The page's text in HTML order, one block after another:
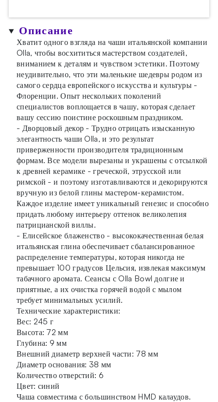
Описание
Хватит одного взгляда на чаши итальянской компании
Olla, чтобы восхититься мастерством создателей,
вниманием к деталям и чувством эстетики. Поэтому
неудивительно, что эти маленькие шедевры родом из
самого сердца европейского искусства и культуры -
Флоренции. Опыт нескольких поколений
специалистов воплощается в чашу, которая сделает
вашу сессию поистине роскошным праздником.
- Дворцовый декор - Трудно отрицать изысканную
элегантность чаши Olla, и это результат
приверженности производителя традиционным
формам. Все модели вырезаны и украшены с отсылкой
к древней керамике - греческой, этрусской или
римской - и поэтому изготавливаются и декорируются
вручную из белой глины мастером-керамистом.
Каждое изделие имеет уникальный генезис и способно
придать любому интерьеру оттенок великолепия
патрицианской виллы.
- Елисейское блаженство - высококачественная белая
итальянская глина обеспечивает сбалансированное
распределение температуры, которая никогда не
превышает 100 градусов Цельсия, извлекая максимум
табачного аромата. Сеансы с Olla Bowl долгие и
приятные, а их очистка горячей водой с мылом
требует минимальных усилий.
Технические характеристики:
Вес: 245 г
Высота: 72 мм
Глубина: 9 мм
Внешний диаметр верхней части: 78 мм
Диаметр основания: 38 мм
Количество отверстий: 6
Цвет: синий
Чаша совместима с большинством HMD калаудов.